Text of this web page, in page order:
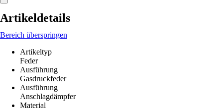
Artikeldetails
Bereich überspringen
Artikeltyp
Feder
Ausführung
Gasdruckfeder
Ausführung
Anschlagdämpfer
Material